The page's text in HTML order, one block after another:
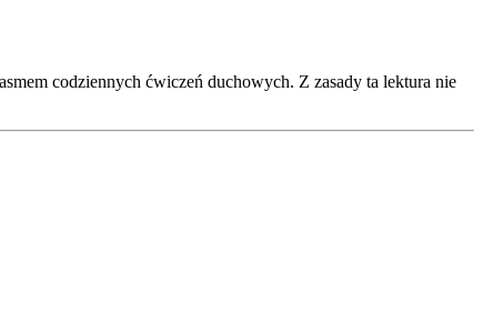
codziennych ćwiczeń duchowych. Z zasady ta lektura nie